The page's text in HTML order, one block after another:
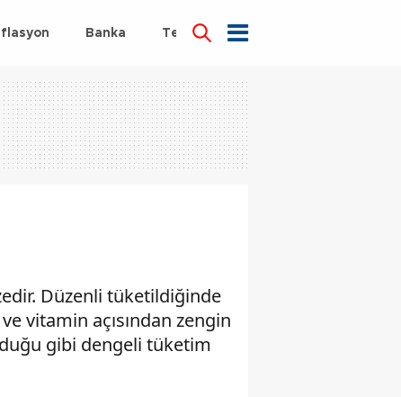
Banka Teknoloji
Düzenli tüketildiğinde
vitamin açısından zengin
gibi dengeli tüketim